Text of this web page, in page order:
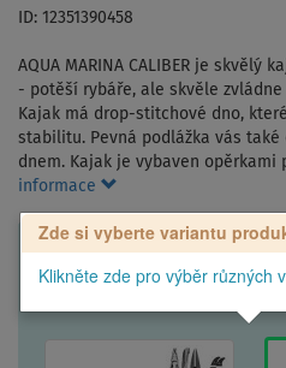
ID: 12351390458
AQUA MARINA CALIBER je skvělý
- potěší rybáře, ale skvěle
Kajak má drop-stitchové dno,
stabilitu. Pevná podlážka vás
dnem. Kajak je vybaven opěrkami
informace
Zde si vyberte variantu
Klikněte zde pro výběr různých